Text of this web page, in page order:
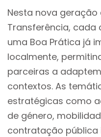
Nesta nova geração
Transferência, cada
uma Boa Prática já
localmente,
parceiras a
contextos. As
estratégicas como
de género,
contratação pública